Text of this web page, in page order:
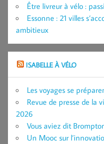
Être livreur à vélo :
Essonne : 21 villes
ambitieux
ISABELLE À VÉLO
Les voyages se
Revue de presse de la
2026
Vous aviez dit
Un Mooc sur